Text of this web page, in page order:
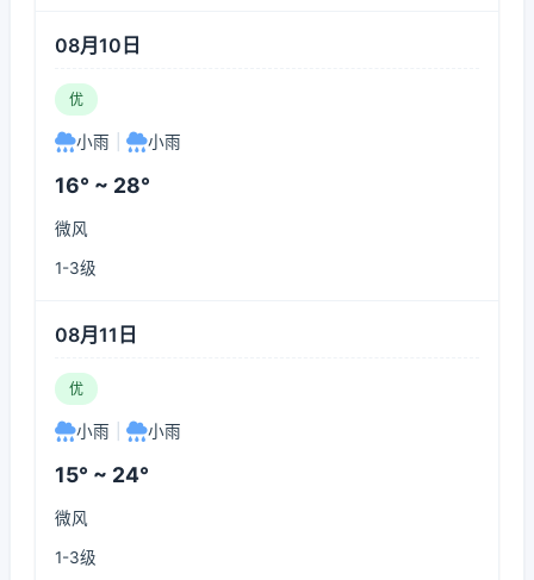
08月10日
优
小雨 小雨
16° ~ 28°
微风
1-3级
08月11日
优
小雨 小雨
15° ~ 24°
微风
1-3级